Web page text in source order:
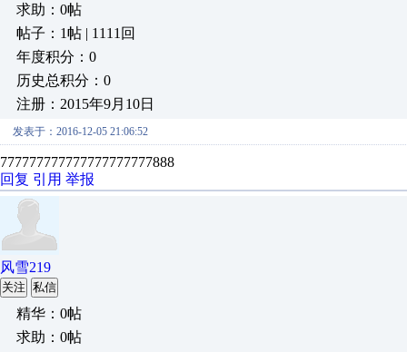
求助：0帖
帖子：1帖 | 1111回
年度积分：0
历史总积分：0
注册：2015年9月10日
发表于：2016-12-05 21:06:52
777777777777777777777888
回复 引用 举报
风雪219
关注 私信
精华：0帖
求助：0帖